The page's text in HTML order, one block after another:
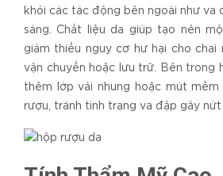
khỏi các tác động bên ngoài như va
sáng. Chất liệu da giúp tạo nên
giảm thiểu nguy cơ hư hại cho chai
vận chuyển hoặc lưu trữ. Bên trong
thêm lớp vải nhung hoặc mút
rượu, tránh tình trạng va đập gây nứt